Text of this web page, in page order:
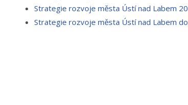
Strategie rozvoje města Ústí nad Labem
Strategie rozvoje města Ústí nad Labem